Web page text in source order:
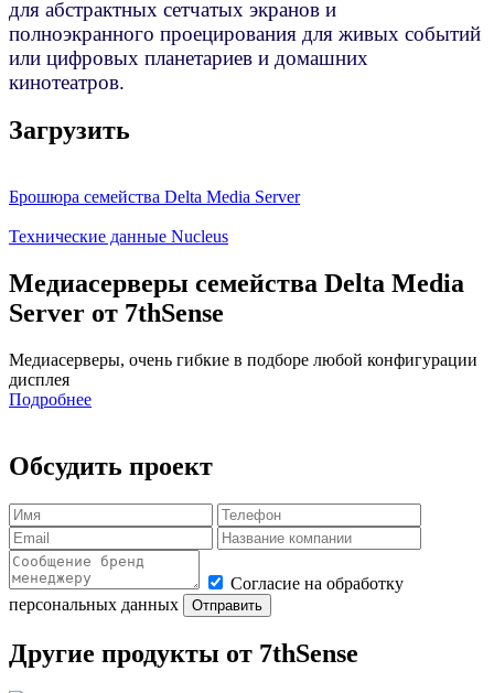
для абстрактных сетчатых экранов и
полноэкранного проецирования для живых событий
или цифровых планетариев и домашних
кинотеатров.
Загрузить
Брошюра семейства Delta Media Server
Технические данные Nucleus
Медиасерверы семейства Delta Media
Server от 7thSense
Медиасерверы, очень гибкие в подборе любой конфигурации
дисплея
Подробнее
Обсудить проект
Согласие на обработку
персональных данных
Отправить
Другие продукты от 7thSense